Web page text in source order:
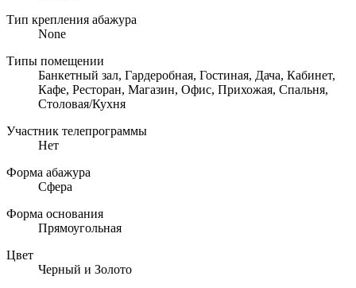
Тип крепления абажура
None
Типы помещении
Банкетный зал, Гардеробная, Гостиная, Дача, Кабинет,
Кафе, Ресторан, Магазин, Офис, Прихожая, Спальня,
Столовая/Кухня
Участник телепрограммы
Нет
Форма абажура
Сфера
Форма основания
Прямоугольная
Цвет
Черный и Золото